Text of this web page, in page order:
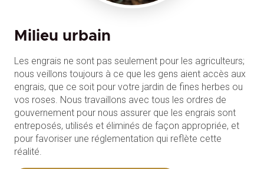
Milieu urbain
Les engrais ne sont pas seulement pour les agriculteurs;
nous veillons toujours à ce que les gens aient accès aux
engrais, que ce soit pour votre jardin de fines herbes ou
vos roses. Nous travaillons avec tous les ordres de
gouvernement pour nous assurer que les engrais sont
entreposés, utilisés et éliminés de façon appropriée, et
pour favoriser une réglementation qui reflète cette
réalité.